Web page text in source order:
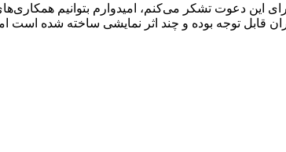
جمهوری اسلامی ایران برای این دعوت تشکر می‌کنم، امیدوارم
قابل توجه بوده و چند اثر نمایشی ساخته شده است